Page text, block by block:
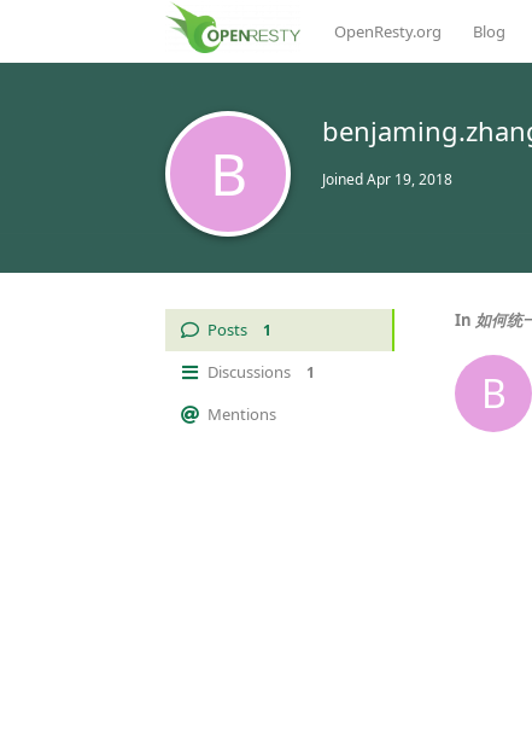
OpenResty.org Blog
B JoinedApr 19, 2018
Posts 1
Discussions 1
Mentions
In 如何统
B